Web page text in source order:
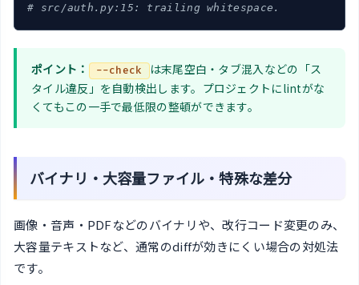
# src/auth.py:15: trailing whitespace.
ポイント： --check
は末尾空白・タブ混入などの「ス
タイル違反」を自動検出します。プロジェクトにlintがな
くてもこの一手で最低限の整頓ができます。
バイナリ・大容量ファイル・特殊な差分
画像・音声・PDFなどのバイナリや、改行コード変更のみ、
大容量テキストなど、通常のdiffが効きにくい場合の対処法
です。